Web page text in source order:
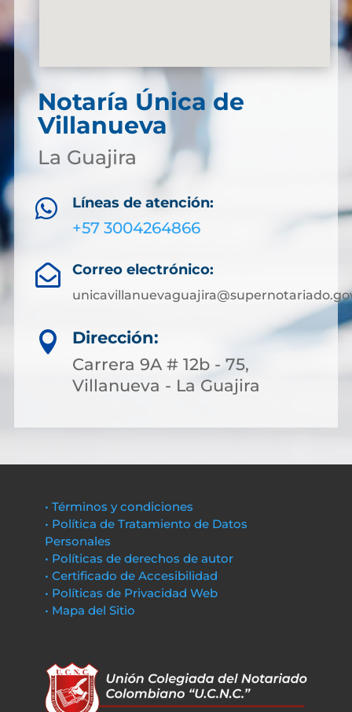
Notaría Única de
Villanueva
La Guajira
 Líneas de atención:
+57 3004264866
 Correo electrónico:

Dirección:
Carrera 9A # 12b - 75,
Villanueva - La Guajira
• Términos y condiciones
• Política de Tratamiento de Datos
Personales
• Políticas de derechos de autor
• Certificado de Accesibilidad
• Políticas de Privacidad Web
• Mapa del Sitio